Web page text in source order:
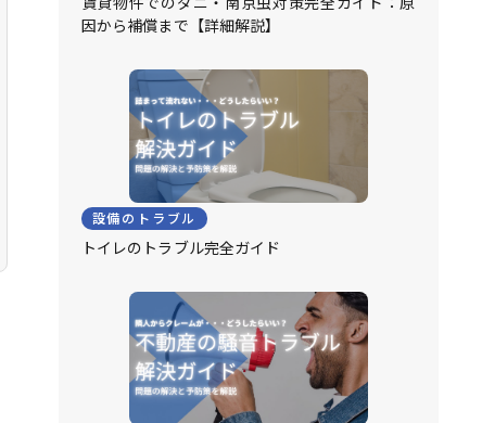
因から補償まで【詳細解説】
設備のトラブル
トイレのトラブル完全ガイド